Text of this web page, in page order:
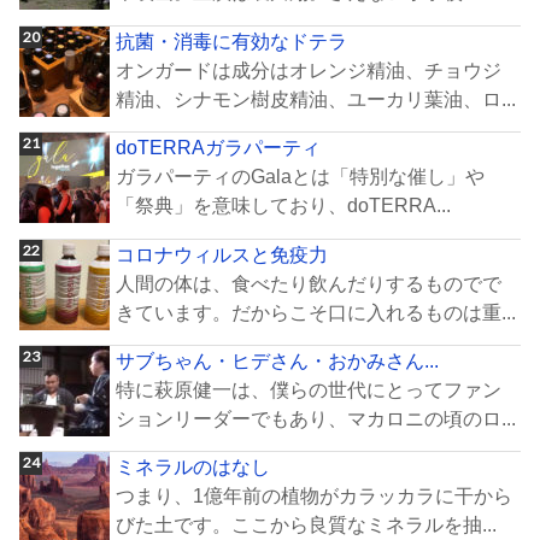
抗菌・消毒に有効なドテラ
オンガードは成分はオレンジ精油、チョウジ
精油、シナモン樹皮精油、ユーカリ葉油、ロ...
doTERRAガラパーティ
ガラパーティのGalaとは「特別な催し」や
「祭典」を意味しており、doTERRA...
コロナウィルスと免疫力
人間の体は、食べたり飲んだりするものでで
きています。だからこそ口に入れるものは重...
サブちゃん・ヒデさん・おかみさん...
特に萩原健一は、僕らの世代にとってファン
ションリーダーでもあり、マカロニの頃のロ...
ミネラルのはなし
つまり、1億年前の植物がカラッカラに干から
びた土です。ここから良質なミネラルを抽...